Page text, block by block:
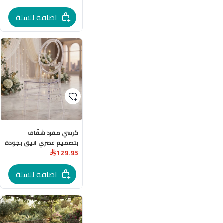
الابيض
اضافة للسلة
كرسي مفرد شفّاف
بتصميم عصري انيق بجودة
عالية
129.95
اضافة للسلة